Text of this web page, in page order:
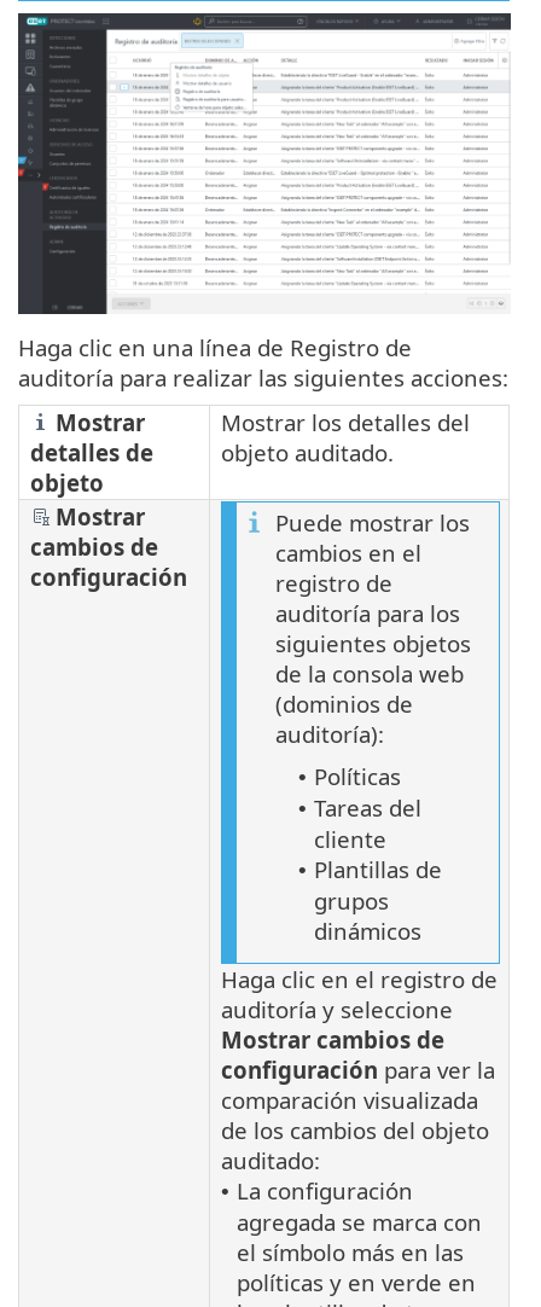
Haga clic en una línea de Registro de
auditoría para realizar las siguientes acciones:
Mostrar
detalles de
objeto
Mostrar los detalles del
objeto auditado.
Mostrar
cambios de
configuración
Puede mostrar los
cambios en el
registro de
auditoría para los
siguientes objetos
de la consola web
(dominios de
auditoría):
• Políticas
• Tareas del
cliente
• Plantillas de
grupos
dinámicos
Haga clic en el registro de
auditoría y seleccione
Mostrar cambios de
configuración para ver la
comparación visualizada
de los cambios del objeto
auditado:
• La configuración
agregada se marca con
el símbolo más en las
políticas y en verde en